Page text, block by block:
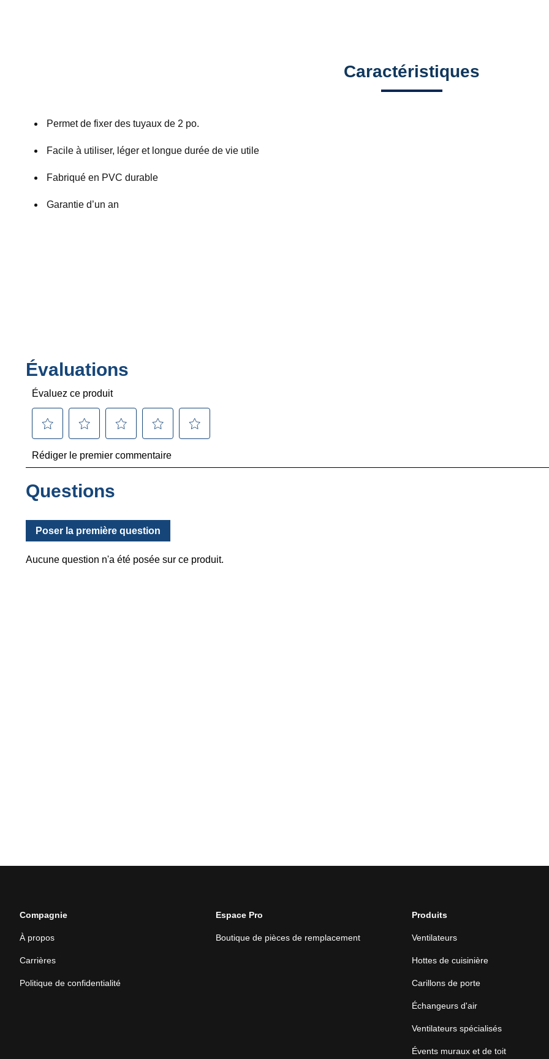
Caractéristiques
Permet de fixer des tuyaux de 2 po.
Facile à utiliser, léger et longue durée de vie utile
Fabriqué en PVC durable
Garantie d’un an
Compagnie
À propos
Carrières
Politique de confidentialité
Espace Pro
Boutique de pièces de remplacement
Produits
Ventilateurs
Hottes de cuisinière
Carillons de porte
Échangeurs d'air
Ventilateurs spécialisés
Évents muraux et de toit